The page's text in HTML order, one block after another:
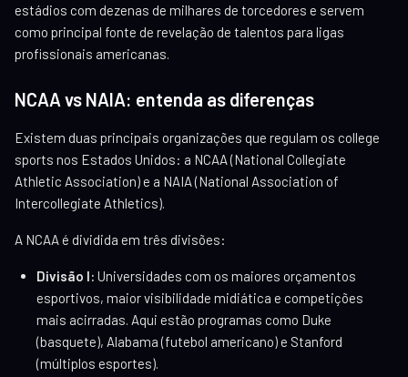
estádios com dezenas de milhares de torcedores e servem
como principal fonte de revelação de talentos para ligas
profissionais americanas.
NCAA vs NAIA: entenda as diferenças
Existem duas principais organizações que regulam os college
sports nos Estados Unidos: a NCAA (National Collegiate
Athletic Association) e a NAIA (National Association of
Intercollegiate Athletics).
A NCAA é dividida em três divisões:
Divisão I: Universidades com os maiores orçamentos
esportivos, maior visibilidade midiática e competições
mais acirradas. Aqui estão programas como Duke
(basquete), Alabama (futebol americano) e Stanford
(múltiplos esportes).